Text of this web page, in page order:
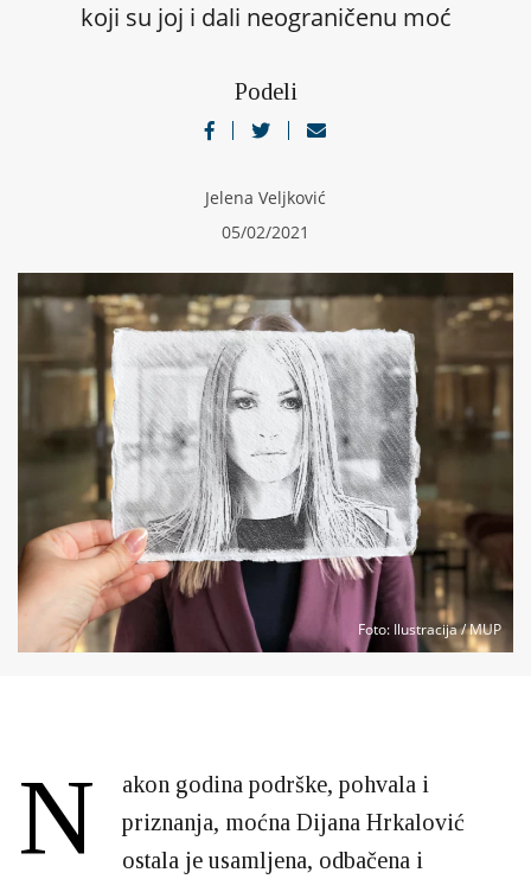
koji su joj i dali neograničenu moć
Podeli
Jelena Veljković
05/02/2021
Foto: Ilustracija / MUP
N
akon godina podrške, pohvala i
priznanja, moćna Dijana Hrkalović
ostala je usamljena, odbačena i